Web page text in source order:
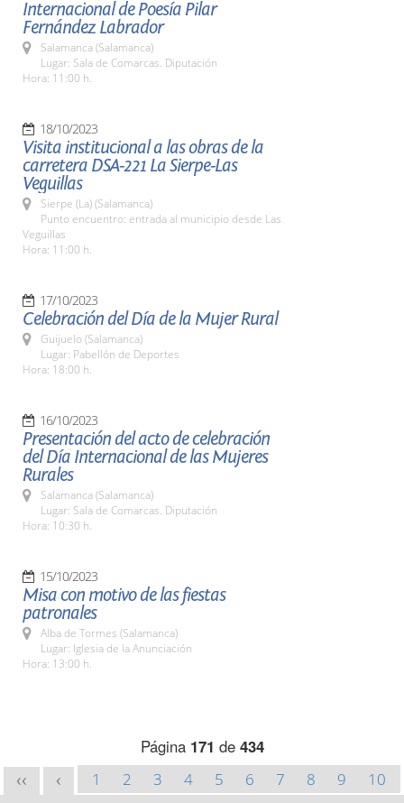
Internacional de Poesía Pilar
Fernández Labrador
Salamanca (Salamanca)
Lugar: Sala de Comarcas. Diputación
Hora: 11:00 h.
18/10/2023
Visita institucional a las obras de la
carretera DSA-221 La Sierpe-Las
Veguillas
Sierpe (La) (Salamanca)
Punto encuentro: entrada al municipio desde Las
Veguillas
Hora: 11:00 h.
17/10/2023
Celebración del Día de la Mujer Rural
Guijuelo (Salamanca)
Lugar: Pabellón de Deportes
Hora: 18:00 h.
16/10/2023
Presentación del acto de celebración
del Día Internacional de las Mujeres
Rurales
Salamanca (Salamanca)
Lugar: Sala de Comarcas. Diputación
Hora: 10:30 h.
15/10/2023
Misa con motivo de las fiestas
patronales
Alba de Tormes (Salamanca)
Lugar: Iglesia de la Anunciación
Hora: 13:00 h.
Página 171 de 434
<< < 1 2 3 4 5 6 7 8 9
10